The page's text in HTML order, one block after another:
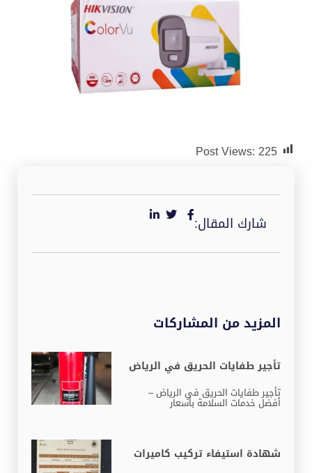
Post Views:225
شارك المقال:
المزيد من المشاركات
تأجير طفايات الحريق في الرياض
تأجير طفايات الحريق في الرياض –
أفضل خدمات السلامة بأسعار
شهادة استيفاء تركيب كاميرات